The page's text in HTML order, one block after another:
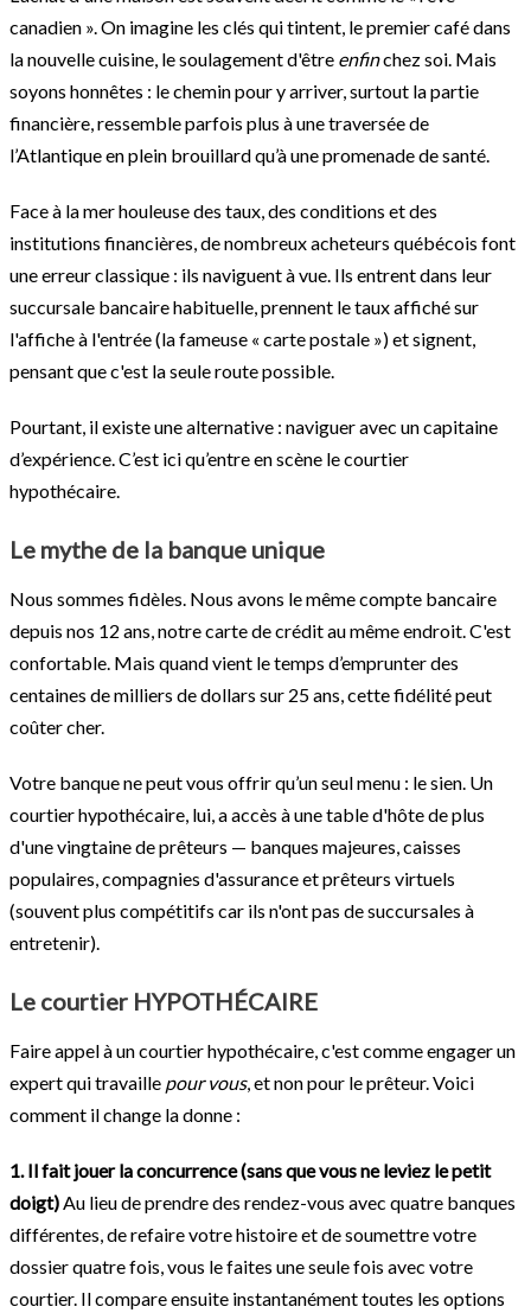
canadien ». On imagine les clés qui tintent, le premier café dans
la nouvelle cuisine, le soulagement d'être enfinchez soi. Mais
soyons honnêtes : le chemin pour y arriver, surtout la partie
financière, ressemble parfois plus à une traversée de
l’Atlantique en plein brouillard qu’à une promenade de santé.
Face à la mer houleuse des taux, des conditions et des
institutions financières, de nombreux acheteurs québécois font
une erreur classique : ils naviguent à vue. Ils entrent dans leur
succursale bancaire habituelle, prennent le taux affiché sur
l'affiche à l'entrée (la fameuse « carte postale ») et signent,
pensant que c'est la seule route possible.
Pourtant, il existe une alternative : naviguer avec un capitaine
d’expérience. C’est ici qu’entre en scène le courtier
hypothécaire.
Le mythe de la banque unique
Nous sommes fidèles. Nous avons le même compte bancaire
depuis nos 12 ans, notre carte de crédit au même endroit. C'est
confortable. Mais quand vient le temps d’emprunter des
centaines de milliers de dollars sur 25 ans, cette fidélité peut
coûter cher.
Votre banque ne peut vous offrir qu’un seul menu : le sien. Un
courtier hypothécaire, lui, a accès à une table d'hôte de plus
d'une vingtaine de prêteurs — banques majeures, caisses
populaires, compagnies d'assurance et prêteurs virtuels
(souvent plus compétitifs car ils n'ont pas de succursales à
entretenir).
Le courtier HYPOTHÉCAIRE
Faire appel à un courtier hypothécaire, c'est comme engager un
expert qui travaille pour vous, et non pour le prêteur. Voici
comment il change la donne :
1. Il fait jouer la concurrence (sans que vous ne leviez le petit
doigt)Au lieu de prendre des rendez-vous avec quatre banques
différentes, de refaire votre histoire et de soumettre votre
dossier quatre fois, vous le faites une seule fois avec votre
courtier. Il compare ensuite instantanément toutes les options